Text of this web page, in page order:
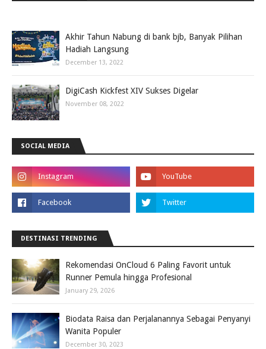
Akhir Tahun Nabung di bank bjb, Banyak Pilihan
Hadiah Langsung
December 13, 2022
DigiCash Kickfest XIV Sukses Digelar
November 08, 2022
SOCIAL MEDIA
DESTINASI TRENDING
Rekomendasi OnCloud 6 Paling Favorit untuk
Runner Pemula hingga Profesional
January 29, 2026
Biodata Raisa dan Perjalanannya Sebagai Penyanyi
Wanita Populer
December 30, 2023